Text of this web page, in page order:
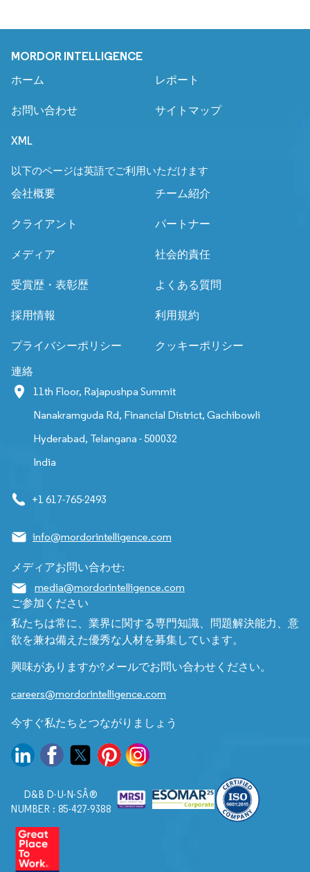
MORDOR INTELLIGENCE
ホーム レポート
お問い合わせ サイトマップ
XML
以下のページは英語でご利用いただけます
会社概要
チーム紹介
クライアント パートナー
メディア 社会的責任
受賞歴・表彰歴 よくある質問
採用情報 利用規約
プライバシーポリシー クッキーポリシー
連絡
11th Floor, Rajapushpa Summit
Nanakramguda Rd, Financial District, Gachibowli
Hyderabad, Telangana - 500032
India
+1 617-765-2493
info@mordorintelligence.com
メディアお問い合わせ:
media@mordorintelligence.com
ご参加ください
私たちは常に、業界に関する専門知識、問題解決能力、意
欲を兼ね備えた優秀な人材を募集しています。
興味がありますか?メールでお問い合わせください。
careers@mordorintelligence.com
今すぐ私たちとつながりましょう
D&B D-U-N-SÂ®
NUMBER : 85-427-9388